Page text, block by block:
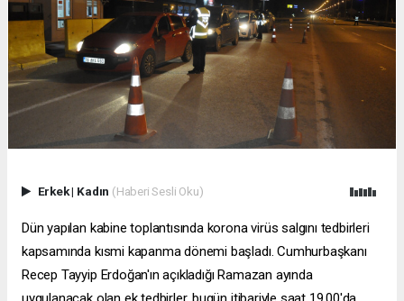
Erkek| Kadın (Haberi Sesli Oku)
Dün yapılan kabine toplantısında korona virüs salgını tedbirleri
kapsamında kısmi kapanma dönemi başladı. Cumhurbaşkanı
Recep Tayyip Erdoğan'ın açıkladığı Ramazan ayında